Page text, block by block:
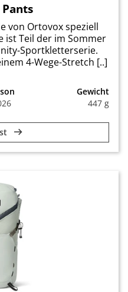
von Ortovox speziell
ist Teil der im Sommer
Sportkletterserie.
4-Wege-Stretch [..]
Gewicht
447 g